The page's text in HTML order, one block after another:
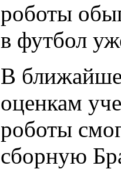
роботы
в футбол
В
оценкам
роботы
сборную